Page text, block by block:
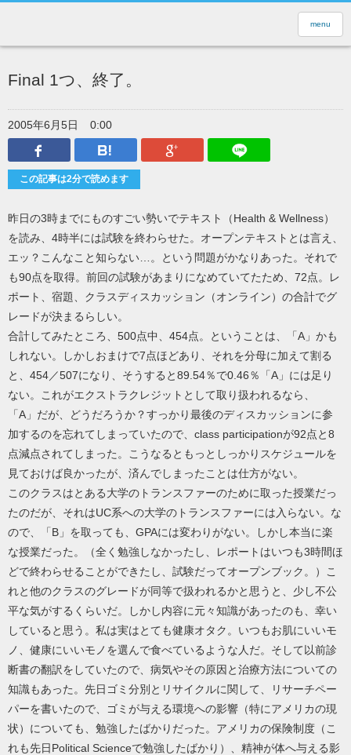
menu
Final 1つ、終了。
2005年6月5日
0:00
Facebook
はてなブックマークGoogle Plus
この記事は2分で読めます
昨日の3時までにものすごい勢いでテキスト（Health & Wellness）
を読み、4時半には試験を終わらせた。オープンテキストとは言え、
エッ？こんなこと知らない…。という問題がかなりあった。それで
も90点を取得。前回の試験があまりになめていてたため、72点。レ
ポート、宿題、クラスディスカッション（オンライン）の合計でグ
レードが決まるらしい。
合計してみたところ、500点中、454点。ということは、「A」かも
しれない。しかしおまけで7点ほどあり、それを分母に加えて割る
と、454／507になり、そうすると89.54％で0.46％「A」には足り
ない。これがエクストラクレジットとして取り扱われるなら、
「A」だが、どうだろうか？すっかり最後のディスカッションに参
加するのを忘れてしまっていたので、class participationが92点と8
点減点されてしまった。こうなるともっとしっかりスケジュールを
見ておけば良かったが、済んでしまったことは仕方がない。
このクラスはとある大学のトランスファーのために取った授業だっ
たのだが、それはUC系への大学のトランスファーには入らない。な
ので、「B」を取っても、GPAには変わりがない。しかし本当に楽
な授業だった。（全く勉強しなかったし、レポートはいつも3時間ほ
どで終わらせることができたし、試験だってオープンブック。）こ
れと他のクラスのグレードが同等で扱われるかと思うと、少し不公
平な気がするくらいだ。しかし内容に元々知識があったのも、幸い
していると思う。私は実はとても健康オタク。いつもお肌にいいモ
ノ、健康にいいモノを選んで食べているような人だ。そして以前診
断書の翻訳をしていたので、病気やその原因と治療方法についての
知識もあった。先日ゴミ分別とリサイクルに関して、リサーチペー
パーを書いたので、ゴミが与える環境への影響（特にアメリカの現
状）についても、勉強したばかりだった。アメリカの保険制度（こ
れも先日Political Scienceで勉強したばかり）、精神が体へ与える影